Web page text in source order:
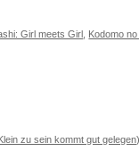
Girl meets Girl Kodomo
zu sein kommt gut gelegen)